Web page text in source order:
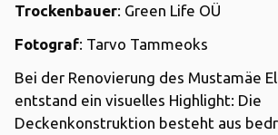
Trockenbauer: Green Life OÜ
Fotograf: Tarvo Tammeoks
Bei der Renovierung des Mustamäe
entstand ein visuelles Highlight: Die
Deckenkonstruktion besteht aus